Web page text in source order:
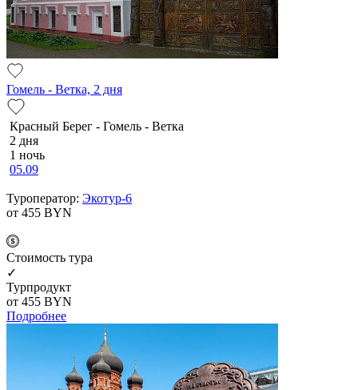
Гомель - Ветка, 2 дня
Красный Берег - Гомель - Ветка
2 дня
1 ночь
05.09
Туроператор: Экотур-6
от 455 BYN
Cтоимость тура
✓
Турпродукт
от 455 BYN
Подробнее